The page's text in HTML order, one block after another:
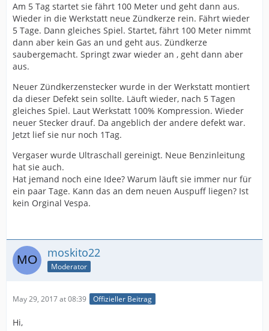
Am 5 Tag startet sie fährt 100 Meter und geht dann aus.
Wieder in die Werkstatt neue Zündkerze rein. Fährt wieder
5 Tage. Dann gleiches Spiel. Startet, fährt 100 Meter nimmt
dann aber kein Gas an und geht aus. Zündkerze
saubergemacht. Springt zwar wieder an , geht dann aber
aus.
Neuer Zündkerzenstecker wurde in der Werkstatt montiert
da dieser Defekt sein sollte. Läuft wieder, nach 5 Tagen
gleiches Spiel. Laut Werkstatt 100% Kompression. Wieder
neuer Stecker drauf. Da angeblich der andere defekt war.
Jetzt lief sie nur noch 1Tag.
Vergaser wurde Ultraschall gereinigt. Neue Benzinleitung
hat sie auch.
Hat jemand noch eine Idee? Warum läuft sie immer nur für
ein paar Tage. Kann das an dem neuen Auspuff liegen? Ist
kein Orginal Vespa.
moskito22
Moderator
May 29, 2017 at 08:39 Offizieller Beitrag
Hi,